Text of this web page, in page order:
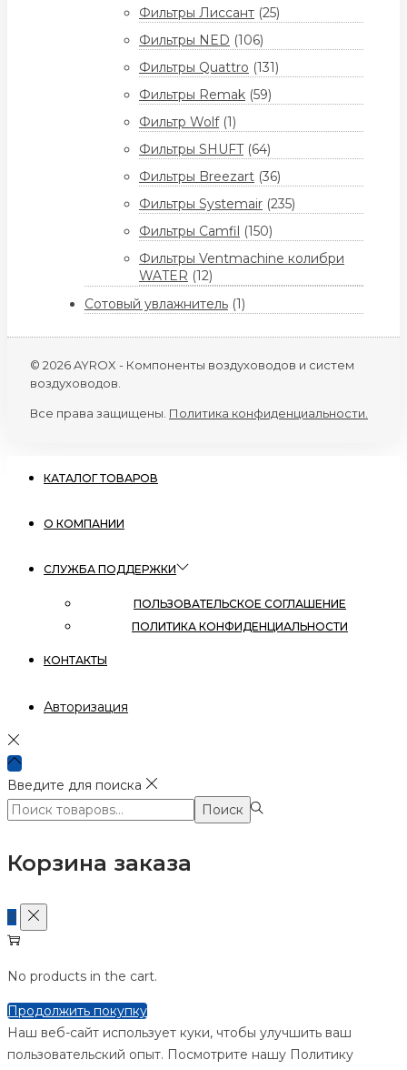
Фильтры Лиссант (25)
Фильтры NED (106)
Фильтры Quattro (131)
Фильтры Remak (59)
Фильтр Wolf (1)
Фильтры SHUFT (64)
Фильтры Breezart (36)
Фильтры Systemair (235)
Фильтры Camfil (150)
Фильтры Ventmachine колибри
WATER (12)
Сотовый увлажнитель (1)
© 2026 AYROX - Компоненты воздуховодов и систем
воздуховодов.
Все права защищены. Политика конфиденциальности.
КАТАЛОГ ТОВАРОВ
О КОМПАНИИ
СЛУЖБА ПОДДЕРЖКИ
ПОЛЬЗОВАТЕЛЬСКОЕ СОГЛАШЕНИЕ
ПОЛИТИКА КОНФИДЕНЦИАЛЬНОСТИ
КОНТАКТЫ
Авторизация
Введите для поиска
Поиск:>
Поиск
Корзина заказа
0
No products in the cart.
Продолжить покупку
Наш веб-сайт использует куки, чтобы улучшить ваш
пользовательский опыт. Посмотрите нашу Политику